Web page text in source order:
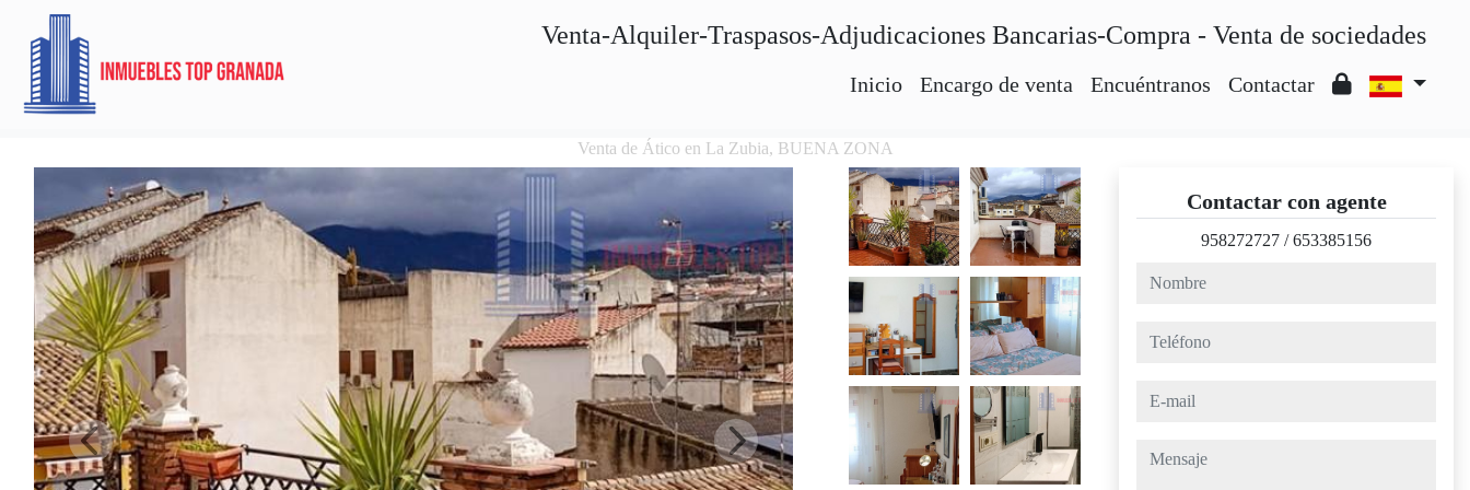
Venta-Alquiler-Traspasos-Adjudicaciones Bancarias-Compra - Venta de sociedades
Inicio Encargo de venta Encuéntranos Contactar
Venta de Ático en La Zubia, BUENA ZONA
Contactar con agente
958272727 /653385156
nombre
teléfono
e-mail
mensaje